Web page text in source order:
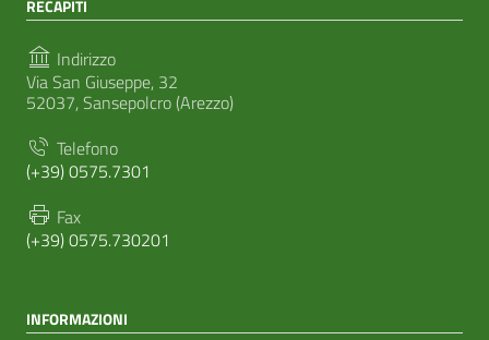
RECAPITI
Indirizzo
Via San Giuseppe, 32
52037, Sansepolcro (Arezzo)
Telefono
(+39) 0575.7301
Fax
(+39) 0575.730201
INFORMAZIONI